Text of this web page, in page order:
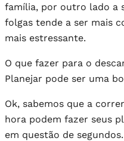
família, por outro lado a
folgas tende a ser mais
mais estressante.
O que fazer para o
Planejar pode ser uma
Ok, sabemos que a
hora podem fazer seus
em questão de segundos.